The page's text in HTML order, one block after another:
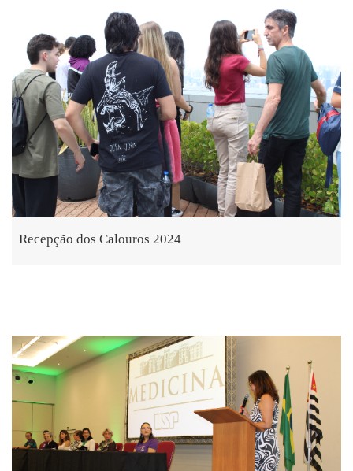
Recepção dos Calouros 2024